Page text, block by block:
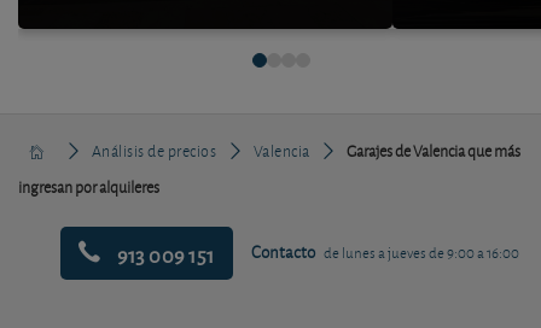
Análisis de precios Valencia
Garajes de Valencia que más
ingresan por alquileres
913 009 151 Contacto de lunes a jueves de 9:00 a 16:00